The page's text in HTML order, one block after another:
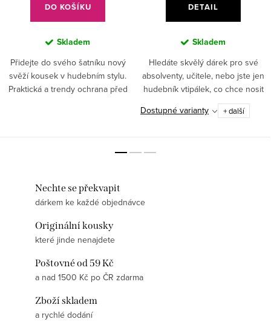
DO KOŠÍKU
Skladem
Přidejte do svého šatníku nový
svěží kousek v hudebním stylu.
Praktická a trendy ochrana před
DETAIL
Skladem
Hledáte skvělý dárek pro své
absolventy, učitele, nebo jste jen
hudebník vtipálek, co chce nosit
originální kousky oblečení?
Podívejte se na naši novinku -
Dostupné varianty + další
Nechte se překvapit
dárkem ke každé objednávce
Originální kousky
které jinde nenajdete
Poštovné od 59 Kč
a nad 1500 Kč po ČR zdarma
Zboží skladem
a rychlé dodání